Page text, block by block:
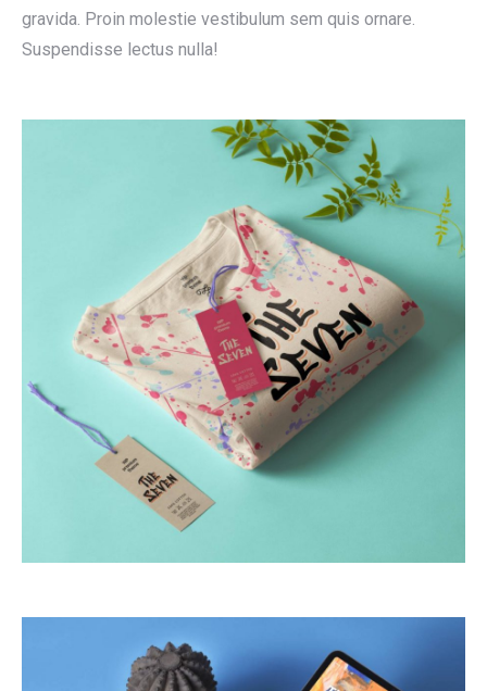
gravida. Proin molestie vestibulum sem quis ornare.
Suspendisse lectus nulla!